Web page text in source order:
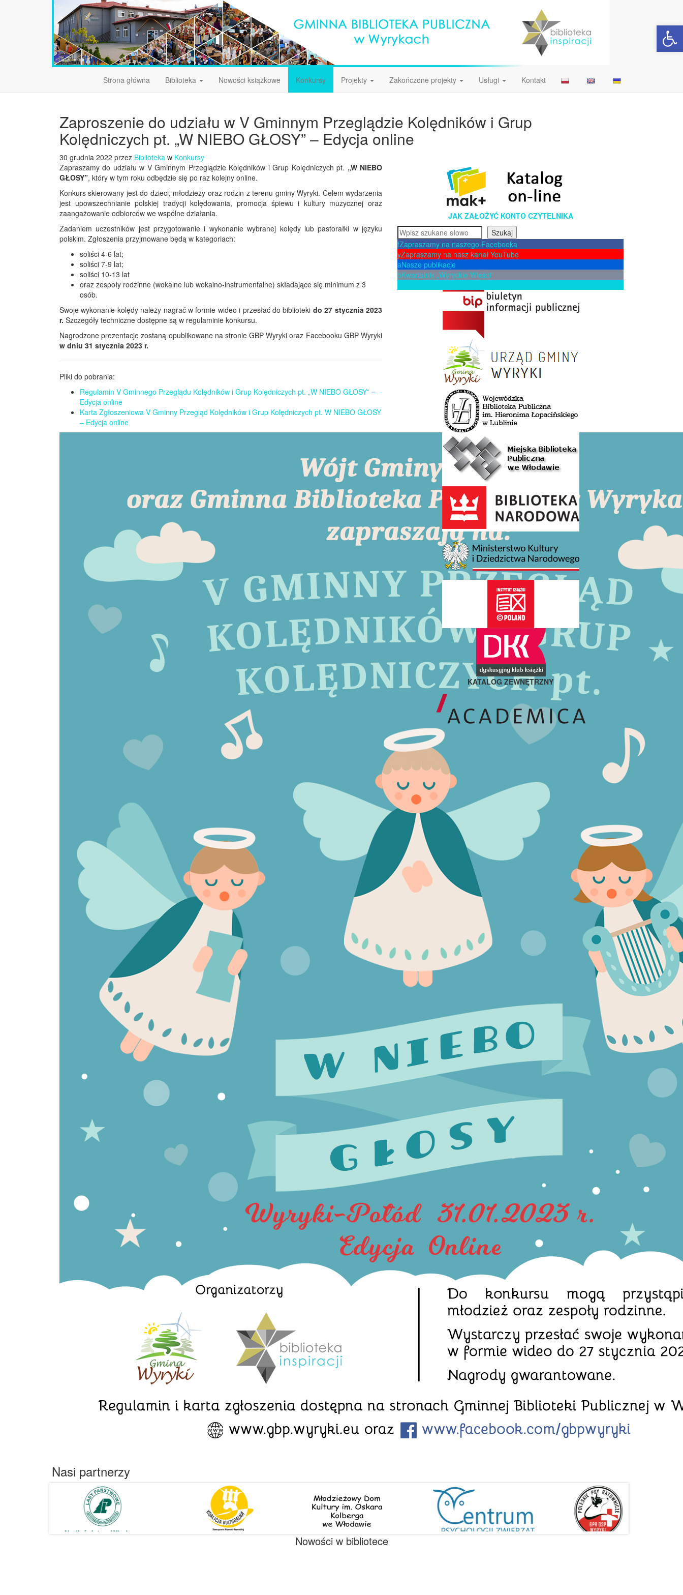
Strona główna Biblioteka Nowości książkowe Konkursy Projekty Zakończone projekty Usługi Kontakt
Zaproszenie do udziału w V Gminnym Przeglądzie Kolędników i Grup
Kolędniczych pt. „W NIEBO GŁOSY” – Edycja online
30 grudnia 2022 przez Biblioteka w Konkursy
Zapraszamy do udziału w V Gminnym Przeglądzie Kolędników i Grup Kolędniczych pt. „W NIEBO
GŁOSY”, który w tym roku odbędzie się po raz kolejny online.
Konkurs skierowany jest do dzieci, młodzieży oraz rodzin z terenu gminy Wyryki. Celem wydarzenia
jest upowszechnianie polskiej tradycji kolędowania, promocja śpiewu i kultury muzycznej oraz
zaangażowanie odbiorców we wspólne działania.
Zadaniem uczestników jest przygotowanie i wykonanie wybranej kolędy lub pastorałki w języku
polskim. Zgłoszenia przyjmowane będą w kategoriach:
soliści 4-6 lat;
soliści 7-9 lat;
soliści 10-13 lat
oraz zespoły rodzinne (wokalne lub wokalno-instrumentalne) składające się minimum z 3
osób.
Swoje wykonanie kolędy należy nagrać w formie wideo i przesłać do biblioteki do 27 stycznia 2023
r. Szczegóły techniczne dostępne są w regulaminie konkursu.
Nagrodzone prezentacje zostaną opublikowane na stronie GBP Wyryki oraz Facebooku GBP Wyryki
w dniu 31 stycznia 2023 r.
Pliki do pobrania:
Regulamin V Gminnego Przeglądu Kolędników i Grup Kolędniczych pt. „W NIEBO GŁOSY” –
Edycja online
Karta Zgłoszeniowa V Gminny Przegląd Kolędników i Grup Kolędniczych pt. W NIEBO GŁOSY
– Edycja online
JAK ZAŁOŻYĆ KONTO CZYTELNIKA
Szukaj
Szukaj
fZapraszamy na naszego Facebooka
yZapraszamy na nasz kanał YouTube
aNasze publikacje
bKwartalnik „Wyryckie Wieści”
KATALOG ZEWNĘTRZNY
Nasi partnerzy
Nowości w bibliotece